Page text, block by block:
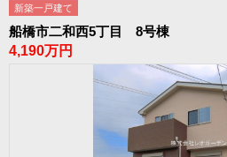
新築一戸建て
船橋市二和西5丁目 8号棟
4,190万円